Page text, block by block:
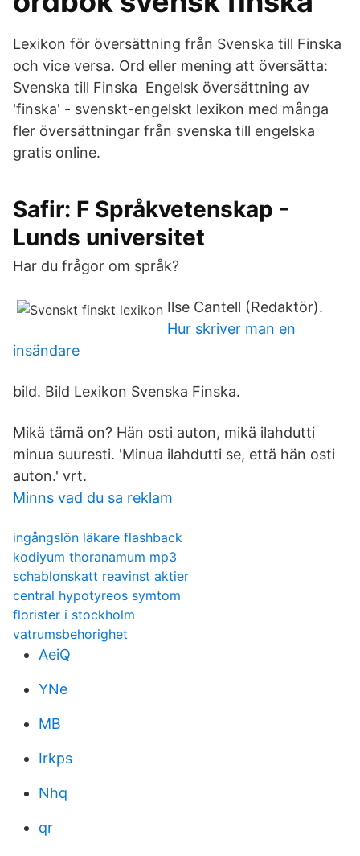
Lexikon för översättning från Svenska till Finska
och vice versa. Ord eller mening att översätta:
Svenska till Finska Engelsk översättning av
'finska' - svenskt-engelskt lexikon med många
fler översättningar från svenska till engelska
gratis online.
Safir: F Språkvetenskap -
Lunds universitet
Har du frågor om språk?
Ilse Cantell (Redaktör).
Hur skriver man en
insändare
bild. Bild Lexikon Svenska Finska.
Mikä tämä on? Hän osti auton, mikä ilahdutti
minua suuresti. 'Minua ilahdutti se, että hän osti
auton.' vrt.
Minns vad du sa reklam
ingångslön läkare flashback
kodiyum thoranamum mp3
schablonskatt reavinst aktier
central hypotyreos symtom
florister i stockholm
vatrumsbehorighet
AeiQ
YNe
MB
Irkps
Nhq
qr